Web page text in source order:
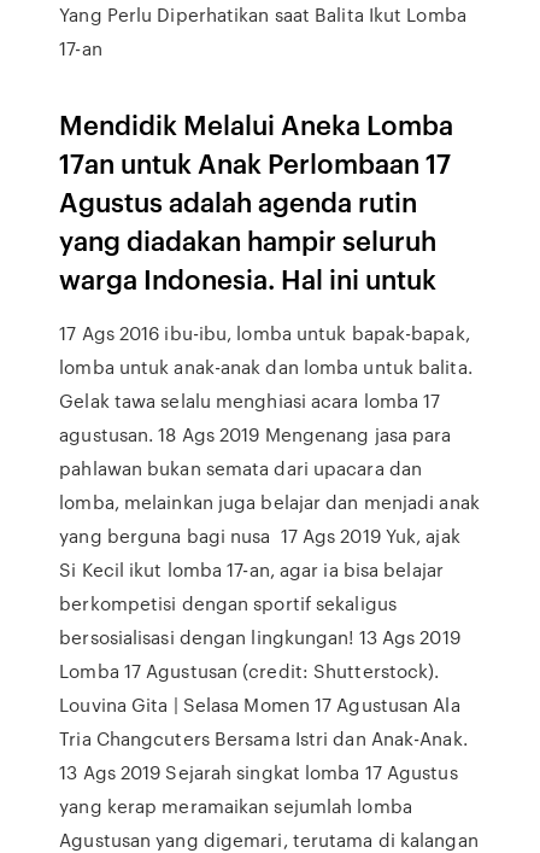
Yang Perlu Diperhatikan saat Balita Ikut Lomba
17-an
Mendidik Melalui Aneka Lomba
17an untuk Anak Perlombaan 17
Agustus adalah agenda rutin
yang diadakan hampir seluruh
warga Indonesia. Hal ini untuk
17 Ags 2016 ibu-ibu, lomba untuk bapak-bapak,
lomba untuk anak-anak dan lomba untuk balita.
Gelak tawa selalu menghiasi acara lomba 17
agustusan. 18 Ags 2019 Mengenang jasa para
pahlawan bukan semata dari upacara dan
lomba, melainkan juga belajar dan menjadi anak
yang berguna bagi nusa 17 Ags 2019 Yuk, ajak
Si Kecil ikut lomba 17-an, agar ia bisa belajar
berkompetisi dengan sportif sekaligus
bersosialisasi dengan lingkungan! 13 Ags 2019
Lomba 17 Agustusan (credit: Shutterstock).
Louvina Gita | Selasa Momen 17 Agustusan Ala
Tria Changcuters Bersama Istri dan Anak-Anak.
13 Ags 2019 Sejarah singkat lomba 17 Agustus
yang kerap meramaikan sejumlah lomba
Agustusan yang digemari, terutama di kalangan